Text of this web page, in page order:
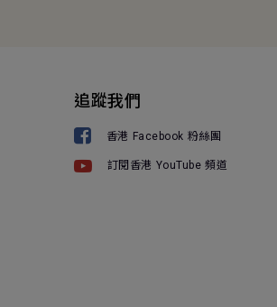
追蹤我們
香港 Facebook 粉絲團
訂閱香港 YouTube 頻道